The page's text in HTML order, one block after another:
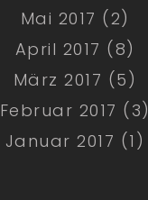
Mai 2017 (2)
April 2017 (8)
März 2017 (5)
Februar 2017 (3)
Januar 2017 (1)